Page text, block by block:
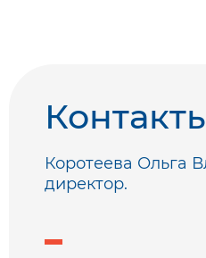
Коротеева Ольга
директор.